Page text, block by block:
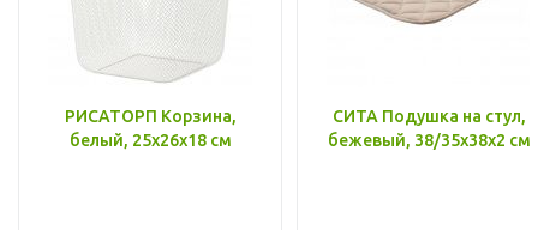
РИСАТОРП Корзина,
белый, 25x26x18 см
СИТА Подушка на стул,
бежевый, 38/35x38x2 см